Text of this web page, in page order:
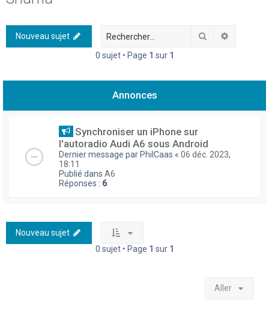
h
r
Nouveau sujet Rechercher
0 sujet • Page 1 sur 1
Annonces
Synchroniser un iPhone sur
l'autoradio Audi A6 sous Android
Dernier message par PhilCaas « 06 déc. 2023,
18:11
Publié dans A6
Réponses : 6
Nouveau sujet
0 sujet • Page 1 sur 1
Aller